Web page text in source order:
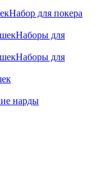
Набор для покера
Наборы для
Наборы для
нарды